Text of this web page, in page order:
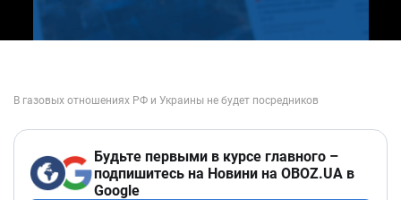
Будьте первыми в курсе главного –
подпишитесь на Новини на OBOZ.UA в
Google